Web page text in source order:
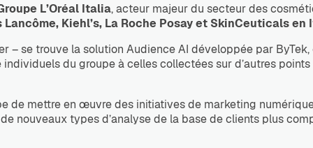
L’Oréal Italia, acteur majeur du secteur des
Kiehl’s, La Roche Posay et SkinCeuticals en
– se trouve la solution Audience AI développée par ByTek,
du groupe à celles collectées sur d’autres points
de mettre en œuvre des initiatives de marketing
nouveaux types d’analyse de la base de clients plus